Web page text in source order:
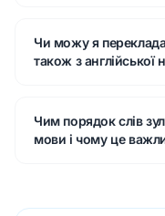
Чи можу я
також з англійської
Чим порядок слів
мови і чому це